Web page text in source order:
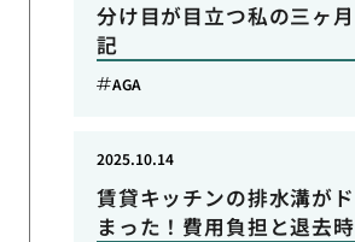
分け目が目立つ私の三ヶ
記
AGA
賃貸キッチンの排水溝が
まった！費用負担と退去
2025.10.14